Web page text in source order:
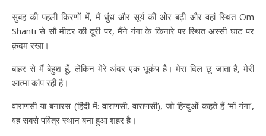
सुबह की पहली किरणों में, मैं धुंध और सूर्य की ओर बढ़ी और वहां स्थित Om
Shanti से सौ मीटर की दूरी पर, मैंने गंगा के किनारे पर स्थित अस्सी घाट पर
क़दम रखा।
बाहर से मैं बेहुश हूँ, लेकिन मेरे अंदर एक भूकंप है। मेरा दिल छू जाता है, मेरी
आत्मा कांप रही है।
वाराणसी या बनारस (हिंदी में: वाराणसी, वाराणसी), जो हिन्दुओं कहते हैं ‘माँ गंगा’,
वह सबसे पवित्र स्थान बना हुआ शहर है।